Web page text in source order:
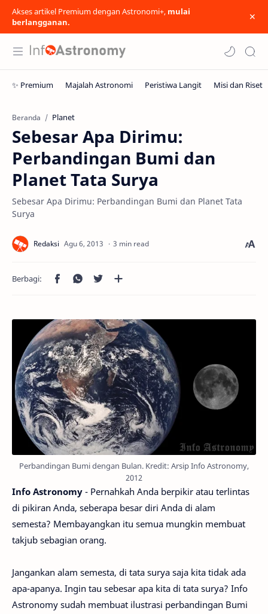
Akses artikel Premium dengan Astronomi+, mulai
berlangganan.
Beranda Planet
Sebesar Apa Dirimu:
Perbandingan Bumi dan
Planet Tata Surya
Sebesar Apa Dirimu: Perbandingan Bumi dan Planet Tata
Surya
3 min read
Perbandingan Bumi dengan Bulan. Kredit: Arsip Info Astronomy,
2012
Info Astronomy - Pernahkah Anda berpikir atau terlintas
di pikiran Anda, seberapa besar diri Anda di alam
semesta? Membayangkan itu semua mungkin membuat
takjub sebagian orang.
Jangankan alam semesta, di tata surya saja kita tidak ada
apa-apanya. Ingin tau sebesar apa kita di tata surya? Info
Astronomy sudah membuat ilustrasi perbandingan Bumi